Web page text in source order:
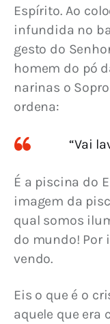
Espírito. Ao
infundida no
gesto do
homem do pó
narinas o
ordena:
“Vai
É a piscina do
imagem da
qual somos
do mundo! Por
vendo.
Eis o que é o
aquele que era